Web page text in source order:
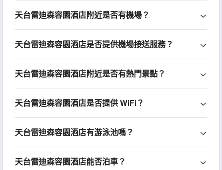
天台雷迪森容園酒店附近是否有機場？
天台雷迪森容園酒店是否提供機場接送服務？
天台雷迪森容園酒店附近是否有熱門景點？
天台雷迪森容園酒店是否提供 WiFi？
天台雷迪森容園酒店有游泳池嗎？
天台雷迪森容園酒店能否泊車？